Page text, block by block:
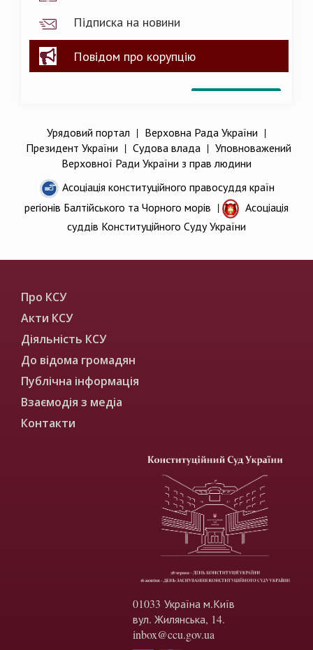
Підписка на новини
Повідом про корупцію
Урядовий портал | Верховна Рада України |
Президент України | Судова влада| Уповноважений
Верховної Ради України з прав людини
Асоціація конституційного правосуддя країн
регіонів Балтійського та Чорного морів |
Асоціація
суддів Конституційного Суду України
Про КСУ
Акти КСУ
Діяльність КСУ
До відома громадян
Публічна інформація
Взаємодія з медіа
Контакти
01033 Україна м.Київ
вул. Жилянська, 14.
inbox@ccu.gov.ua